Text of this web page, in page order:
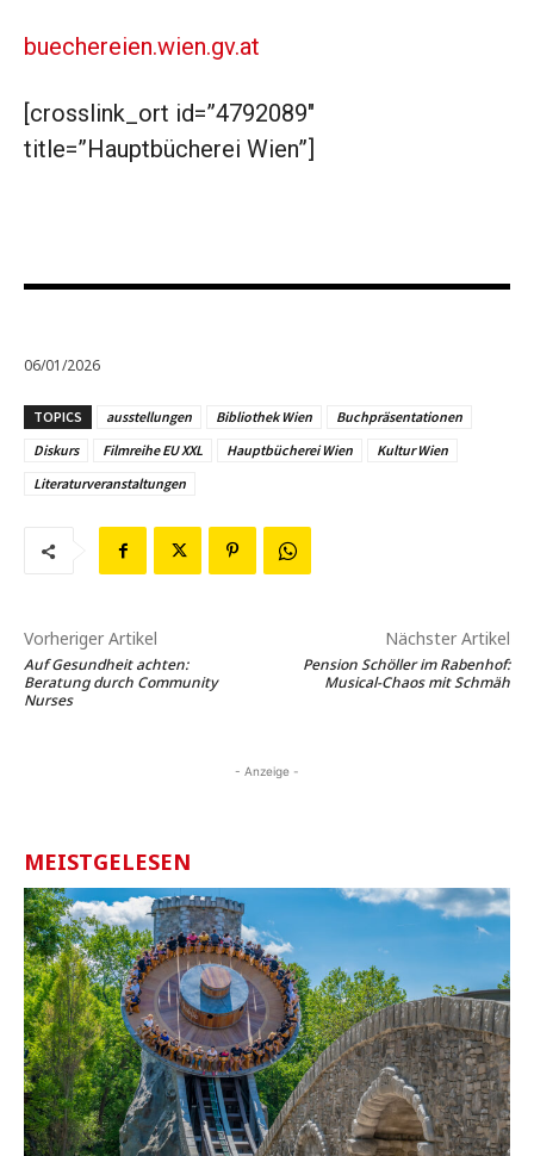
buechereien.wien.gv.at
[crosslink_ort id=”4792089″
title=”Hauptbücherei Wien”]
06/01/2026
TOPICS ausstellungen Bibliothek Wien
Buchpräsentationen
Diskurs
Filmreihe EU XXL Hauptbücherei Wien
Kultur Wien
Literaturveranstaltungen
Vorheriger Artikel
Auf Gesundheit achten:
Beratung durch Community
Nurses
Nächster Artikel
Pension Schöller im Rabenhof:
Musical-Chaos mit Schmäh
- Anzeige -
MEISTGELESEN